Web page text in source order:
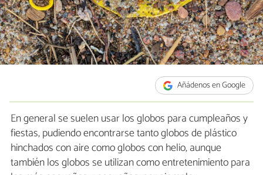
Añádenos en Google
En general se suelen usar los globos para cumpleaños y
fiestas, pudiendo encontrarse tanto globos de plástico
hinchados con aire como globos con helio, aunque
también los globos se utilizan como entretenimiento para